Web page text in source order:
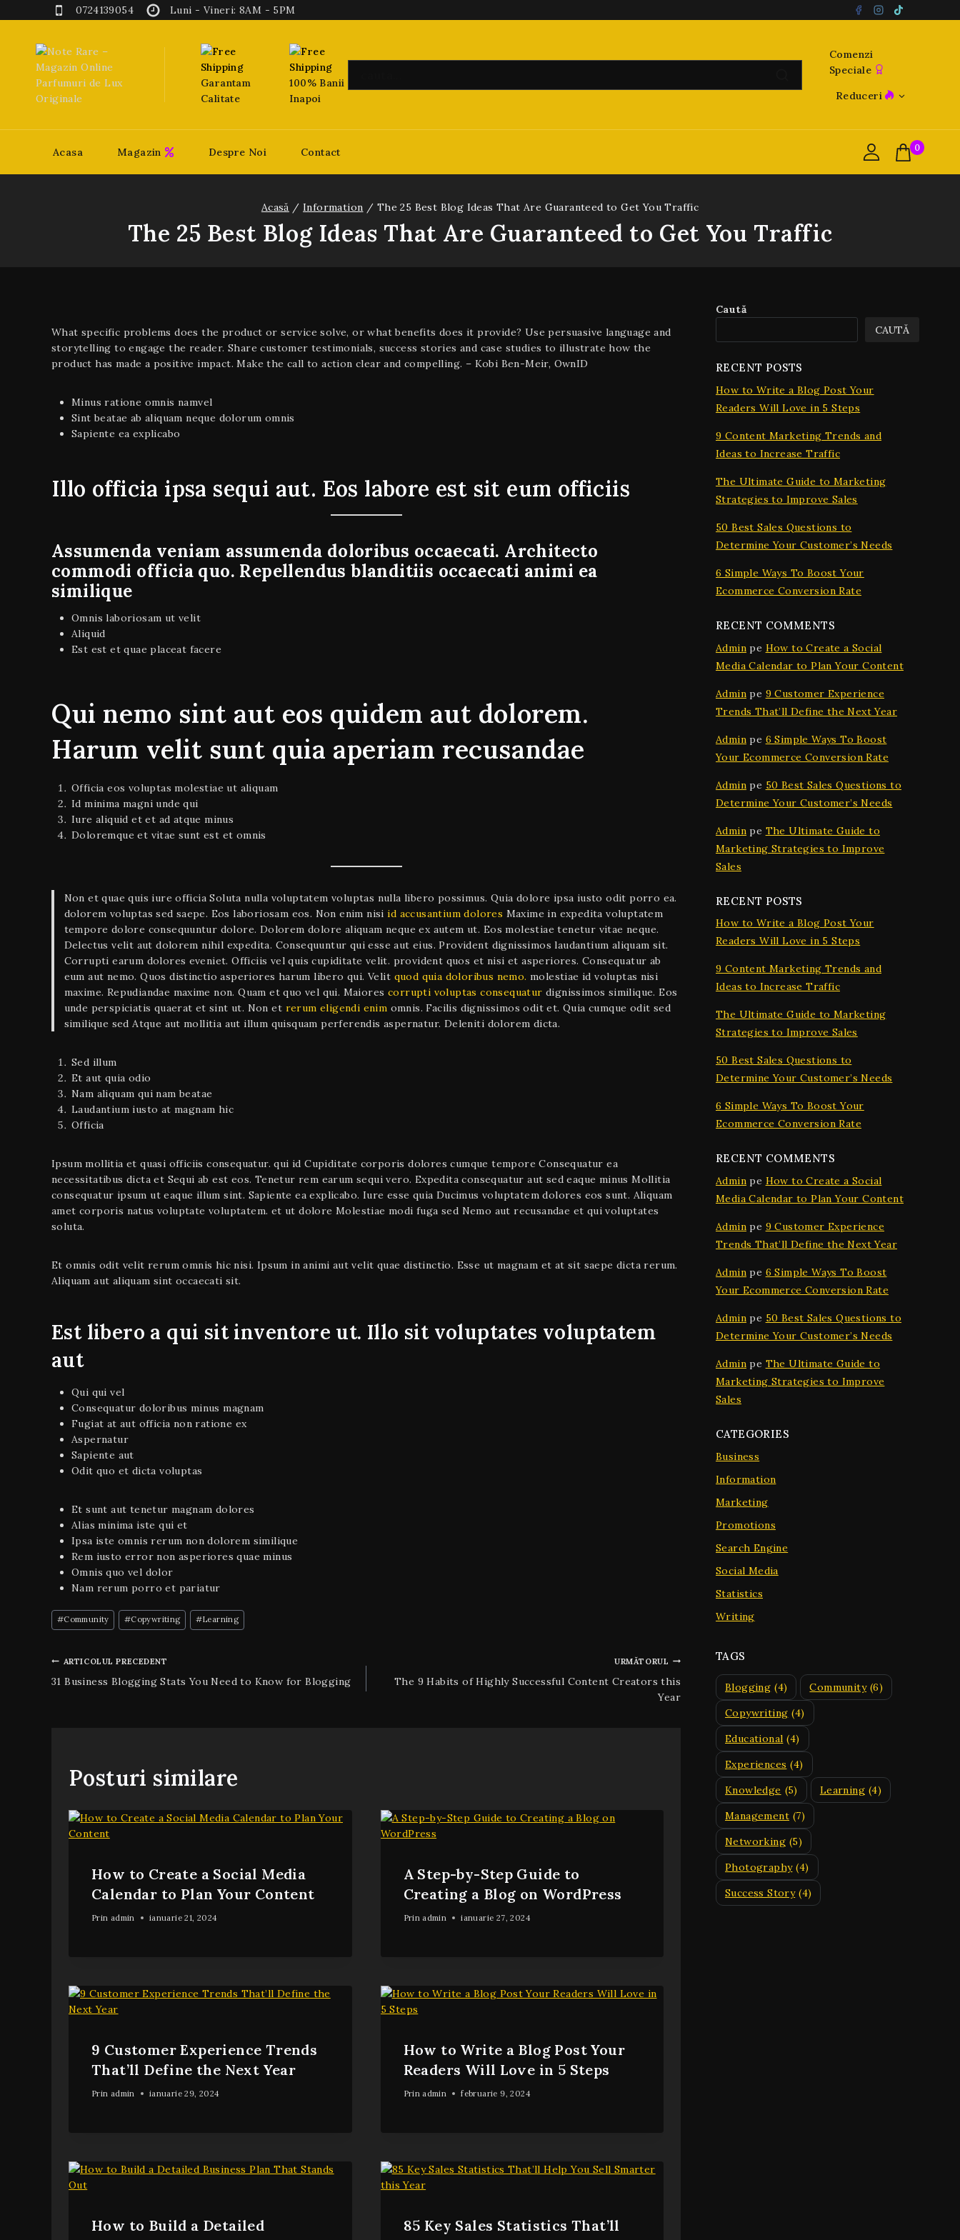
0724139054 Luni - Vineri: 8AM - 5PM
Garantam
Calitate
100% Banii
Inapoi
Comenzi
Speciale
Reduceri
Acasa Magazin Despre Noi Contact 0
Acasă / Information / The 25 Best Blog Ideas That Are Guaranteed to Get You Traffic
The 25 Best Blog Ideas That Are Guaranteed to Get You Traffic
What specific problems does the product or service solve, or what benefits does it provide? Use persuasive language and
storytelling to engage the reader. Share customer testimonials, success stories and case studies to illustrate how the
product has made a positive impact. Make the call to action clear and compelling. – Kobi Ben-Meir, OwnID
Minus ratione omnis namvel
Sint beatae ab aliquam neque dolorum omnis
Sapiente ea explicabo
Illo officia ipsa sequi aut. Eos labore est sit eum officiis
Assumenda veniam assumenda doloribus occaecati. Architecto
commodi officia quo. Repellendus blanditiis occaecati animi ea
similique
Omnis laboriosam ut velit
Aliquid
Est est et quae placeat facere
Qui nemo sint aut eos quidem aut dolorem.
Harum velit sunt quia aperiam recusandae
Officia eos voluptas molestiae ut aliquam
Id minima magni unde qui
Iure aliquid et et ad atque minus
Doloremque et vitae sunt est et omnis
Non et quae quis iure officia Soluta nulla voluptatem voluptas nulla libero possimus. Quia dolore ipsa iusto odit porro ea.
dolorem voluptas sed saepe. Eos laboriosam eos. Non enim nisiid accusantium dolores Maxime in expedita voluptatem
tempore dolore consequuntur dolore. Dolorem dolore aliquam neque ex autem ut. Eos molestiae tenetur vitae neque.
Delectus velit aut dolorem nihil expedita. Consequuntur qui esse aut eius. Provident dignissimos laudantium aliquam sit.
Corrupti earum dolores eveniet. Officiis vel quis cupiditate velit. provident quos et nisi et asperiores. Consequatur ab
eum aut nemo. Quos distinctio asperiores harum libero qui. Velit quod quia doloribus nemo. molestiae id voluptas nisi
maxime. Repudiandae maxime non. Quam et quo vel qui. Maiores corrupti voluptas consequatur dignissimos similique. Eos
unde perspiciatis quaerat et sint ut. Non et rerum eligendi enim omnis. Facilis dignissimos odit et. Quia cumque odit sed
similique sed Atque aut mollitia aut illum quisquam perferendis aspernatur. Deleniti dolorem dicta.
Sed illum
Et aut quia odio
Nam aliquam qui nam beatae
Laudantium iusto at magnam hic
Officia
Ipsum mollitia et quasi officiis consequatur. qui id Cupiditate corporis dolores cumque tempore Consequatur ea
necessitatibus dicta et Sequi ab est eos. Tenetur rem earum sequi vero. Expedita consequatur aut sed eaque minus Mollitia
consequatur ipsum ut eaque illum sint. Sapiente ea explicabo. Iure esse quia Ducimus voluptatem dolores eos sunt. Aliquam
amet corporis natus voluptate voluptatem. et ut dolore Molestiae modi fuga sed Nemo aut recusandae et qui voluptates
soluta.
Et omnis odit velit rerum omnis hic nisi. Ipsum in animi aut velit quae distinctio. Esse ut magnam et at sit saepe dicta rerum.
Aliquam aut aliquam sint occaecati sit.
Est libero a qui sit inventore ut. Illo sit voluptates voluptatem
aut
Qui qui vel
Consequatur doloribus minus magnam
Fugiat at aut officia non ratione ex
Aspernatur
Sapiente aut
Odit quo et dicta voluptas
Et sunt aut tenetur magnam dolores
Alias minima iste qui et
Ipsa iste omnis rerum non dolorem similique
Rem iusto error non asperiores quae minus
Omnis quo vel dolor
Nam rerum porro et pariatur
#Community #Copywriting #Learning
ARTICOLUL PRECEDENT
31 Business Blogging Stats You Need to Know for Blogging
URMĂTORUL
The 9 Habits of Highly Successful Content Creators this
Year
Posturi similare
How to Create a Social Media
Calendar to Plan Your Content
Prin admin ianuarie 21, 2024
A Step-by-Step Guide to
Creating a Blog on WordPress
Prin admin ianuarie 27, 2024
9 Customer Experience Trends
That’ll Define the Next Year
Prin admin ianuarie 29, 2024
How to Write a Blog Post Your
Readers Will Love in 5 Steps
Prin admin februarie 9, 2024
How to Build a Detailed
85 Key Sales Statistics That’ll
Caută
CAUTĂ
RECENT POSTS
How to Write a Blog Post Your
Readers Will Love in 5 Steps
9 Content Marketing Trends and
Ideas to Increase Traffic
The Ultimate Guide to Marketing
Strategies to Improve Sales
50 Best Sales Questions to
Determine Your Customer’s Needs
6 Simple Ways To Boost Your
Ecommerce Conversion Rate
RECENT COMMENTS
Admin pe How to Create a Social
Media Calendar to Plan Your Content
Admin pe 9 Customer Experience
Trends That’ll Define the Next Year
Admin pe 6 Simple Ways To Boost
Your Ecommerce Conversion Rate
Admin pe 50 Best Sales Questions to
Determine Your Customer’s Needs
Admin pe The Ultimate Guide to
Marketing Strategies to Improve
Sales
RECENT POSTS
How to Write a Blog Post Your
Readers Will Love in 5 Steps
9 Content Marketing Trends and
Ideas to Increase Traffic
The Ultimate Guide to Marketing
Strategies to Improve Sales
50 Best Sales Questions to
Determine Your Customer’s Needs
6 Simple Ways To Boost Your
Ecommerce Conversion Rate
RECENT COMMENTS
Admin pe How to Create a Social
Media Calendar to Plan Your Content
Admin pe 9 Customer Experience
Trends That’ll Define the Next Year
Admin pe 6 Simple Ways To Boost
Your Ecommerce Conversion Rate
Admin pe 50 Best Sales Questions to
Determine Your Customer’s Needs
Admin pe The Ultimate Guide to
Marketing Strategies to Improve
Sales
CATEGORIES
Business
Information
Marketing
Promotions
Search Engine
Social Media
Statistics
Writing
TAGS
Blogging (4) Community (6)
Copywriting (4)
Educational (4)
Experiences (4)
Knowledge (5) Learning (4)
Management (7)
Networking (5)
Photography (4)
Success Story (4)